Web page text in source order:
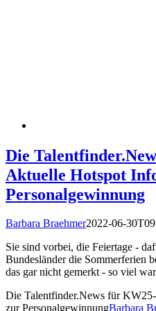
Die
Aktuelle Hotspot
Personalgewinnung
Barbara Braehmer2022-06-
Sie sind vorbei, die Feiertage -
Bundesländer die Sommerferien
das gar nicht gemerkt - so viel
Die Talentfinder.News für
zur PersonalgewinnungBarbara